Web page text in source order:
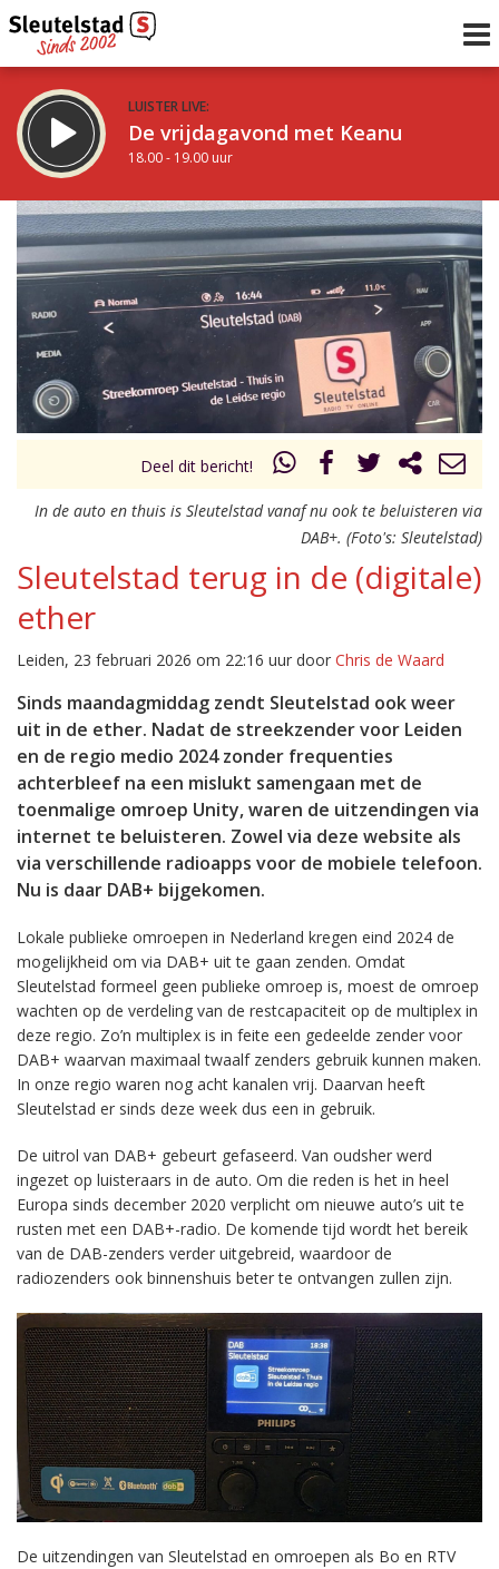
LUISTER LIVE:
De vrijdagavond met Keanu
18.00 - 19.00 uur
STRAKS:
De Vrijdagavond met Gijs
19.00 - 21.00 uur
Vorig uur
uur 1 van 0 Volgend uur
Deel dit bericht!
In de auto en thuis is Sleutelstad vanaf nu ook te beluisteren via
DAB+. (Foto's: Sleutelstad)
Sleutelstad terug in de (digitale)
ether
Leiden, 23 februari 2026 om 22:16 uur door Chris de Waard
Sinds maandagmiddag zendt Sleutelstad ook weer
uit in de ether. Nadat de streekzender voor Leiden
en de regio medio 2024 zonder frequenties
achterbleef na een mislukt samengaan met de
toenmalige omroep Unity, waren de uitzendingen via
internet te beluisteren. Zowel via deze website als
via verschillende radioapps voor de mobiele telefoon.
Nu is daar DAB+ bijgekomen.
Lokale publieke omroepen in Nederland kregen eind 2024 de
mogelijkheid om via DAB+ uit te gaan zenden. Omdat
Sleutelstad formeel geen publieke omroep is, moest de omroep
wachten op de verdeling van de restcapaciteit op de multiplex in
deze regio. Zo’n multiplex is in feite een gedeelde zender voor
DAB+ waarvan maximaal twaalf zenders gebruik kunnen maken.
In onze regio waren nog acht kanalen vrij. Daarvan heeft
Sleutelstad er sinds deze week dus een in gebruik.
De uitrol van DAB+ gebeurt gefaseerd. Van oudsher werd
ingezet op luisteraars in de auto. Om die reden is het in heel
Europa sinds december 2020 verplicht om nieuwe auto’s uit te
rusten met een DAB+-radio. De komende tijd wordt het bereik
van de DAB-zenders verder uitgebreid, waardoor de
radiozenders ook binnenshuis beter te ontvangen zullen zijn.
De uitzendingen van Sleutelstad en omroepen als Bo en RTV